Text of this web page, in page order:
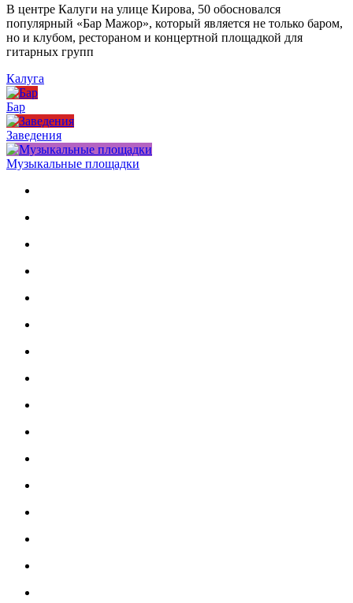
В центре Калуги на улице Кирова, 50 обосновался
популярный «Бар Мажор», который является не только баром,
но и клубом, рестораном и концертной площадкой для
гитарных групп
Калуга
Бар
Заведения
Музыкальные площадки